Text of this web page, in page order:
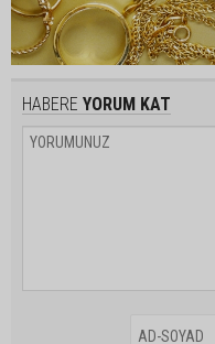
HABERE YORUM KAT